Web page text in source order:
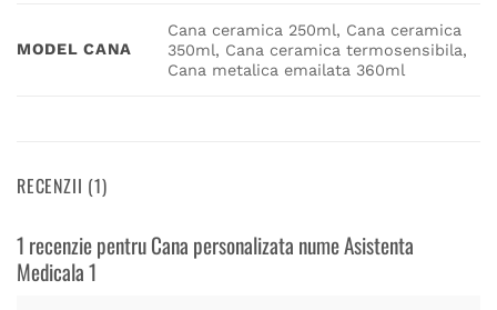
MODEL CANA
Cana ceramica 250ml, Cana ceramica
350ml, Cana ceramica termosensibila,
Cana metalica emailata 360ml
RECENZII (1)
1 recenzie pentruCana personalizata nume Asistenta
Medicala 1